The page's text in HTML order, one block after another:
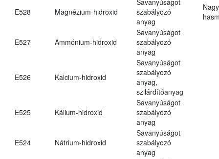
E528 Magnézium-hidroxid
szabályozó
anyag
E527 Ammónium-hidroxid
Savanyúságot
szabályozó
anyag
E526 Kalcium-hidroxid
Savanyúságot
szabályozó
anyag,
szilárdítóanyag
E525 Kálium-hidroxid
Savanyúságot
szabályozó
anyag
E524 Nátrium-hidroxid
Savanyúságot
szabályozó
anyag